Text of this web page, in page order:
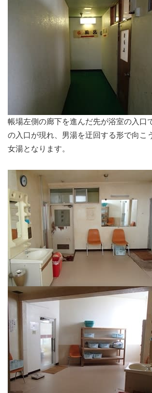
帳場左側の廊下を進んだ先が浴室の入口
の入口が現れ、男湯を迂回する形で向こ
女湯となります。